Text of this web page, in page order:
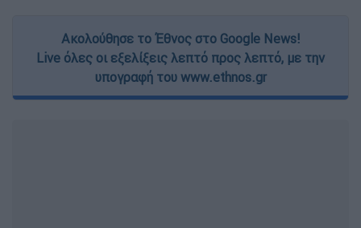
Ακολούθησε το Έθνος στο Google News!
Live όλες οι εξελίξεις λεπτό προς λεπτό, με την
υπογραφή του www.ethnos.gr